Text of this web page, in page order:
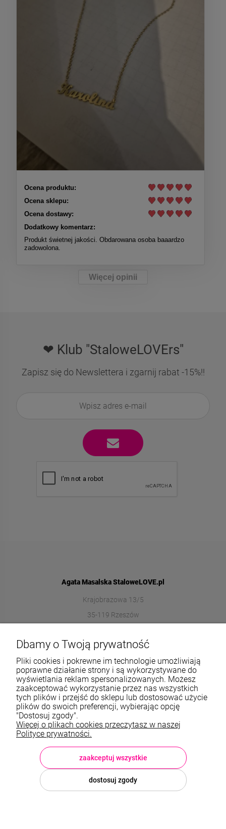
Ocena produktu:
Ocena sklepu:
Ocena dostawy:
Dodatkowy komentarz:
Produkt świetnej jakości. Obdarowana osoba baaardzo
zadowolona.
Więcej opinii
❤ Klub "StaloweLOVErs"
Zapisz się do Newslettera i zgarnij rabat -15%!!
Agata Masalska StaloweLOVE.pl
Krajobrazowa 13/5
35-119 Rzeszów
572989669
Informacje
O nas
TWOJE KONTO
Sklep: StaloweLOVE, Krajobrazowa 13/5, 35-119 Rzeszów, woj.
podkarpackie, NIP: 8133612433, tel.:572 989 669
sklep@stalowelove.com.pl
Dbamy o Twoją prywatność
Pliki cookies i pokrewne im technologie umożliwiają
poprawne działanie strony i są wykorzystywane do
wyświetlania reklam spersonalizowanych. Możesz
zaakceptować wykorzystanie przez nas wszystkich
tych plików i przejść do sklepu lub dostosować użycie
plików do swoich preferencji, wybierając opcję
"Dostosuj zgody".
Więcej o plikach cookies przeczytasz w naszej
Polityce prywatności.
dostosuj zgody
zaakceptuj wszystkie